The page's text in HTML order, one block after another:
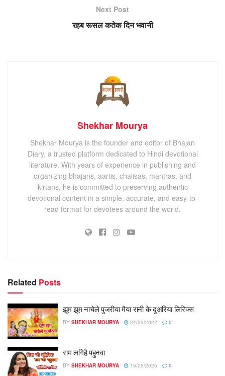
Next Post
रहब रूसल कतेक दिन भवानी
Shekhar Mourya
Shekhar Mourya is the founder and editor of Bhajan
Diary, a trusted platform dedicated to Hindi devotional
literature. With years of experience in publishing and
organizing bhajans, aartis, chalisas, mantras, and
kirtans, he is committed to preserving authentic
devotional content in a simple, accurate, and easy-to-
read format for devotees around the world.
Related Posts
झूम झूम नाचेले पुजरीया मैया रानी के दुअरिया लिरिक्स
BY SHEKHAR MOURYA 24/09/2022 0
राम लगिहै पहुनवा
BY SHEKHAR MOURYA 15/05/2025 0